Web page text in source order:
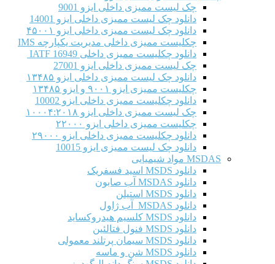
چک لیست ممیزی داخلی ایزو 9001
دانلود چک لیست ممیزی داخلی ایزو 14001
دانلود چک لیست ممیزی داخلی ایزو ۴۵۰۰۱
چکلیست ممیزی داخلی مدیریت یکپارچه IMS
دانلود چکلیست ممیزی داخلی IATF 16949
چک لیست ممیزی داخلی ایزو 27001
دانلود چک لیست ممیزی داخلی ایزو ۱۳۴۸۵
چکلیست ممیزی ایزو ۹۰۰۱ و ایزو ۱۳۴۸۵
دانلود چکلیست ممیزی داخلی ایزو 10002
چک لیست ممیزی داخلی ایزو ۱۰۰۰۴:۲۰۱۸
چکلیست ممیزی داخلی ایزو ۲۲۰۰۰
دانلود چکلیست ممیزی داخلی ایزو ۲۹۰۰۰
دانلود چک لیست ممیزی ایزو 10015
MSDAS مواد شیمیایی
دانلود MSDS اسید فسفریک
دانلود MSDAS آب صابون
دانلود MSDS استیلن
دانلود MSDAS آب ژاول
دانلود MSDS کلسیم هیدروکساید
دانلود MSDS فنول فتالئین
دانلود MSDS سیمان پرتلند معمولی
دانلود MSDS شن و ماسه